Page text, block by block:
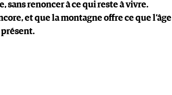
sans renoncer à ce qui reste à vivre.
et que la montagne offre ce que l’âge